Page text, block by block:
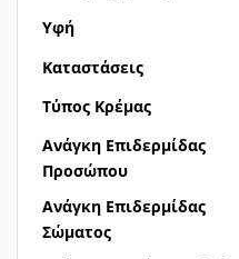
Υφή
Καταστάσεις
Τύπος Κρέμας
Ανάγκη Επιδερμίδας
Προσώπου
Ανάγκη Επιδερμίδας
Σώματος